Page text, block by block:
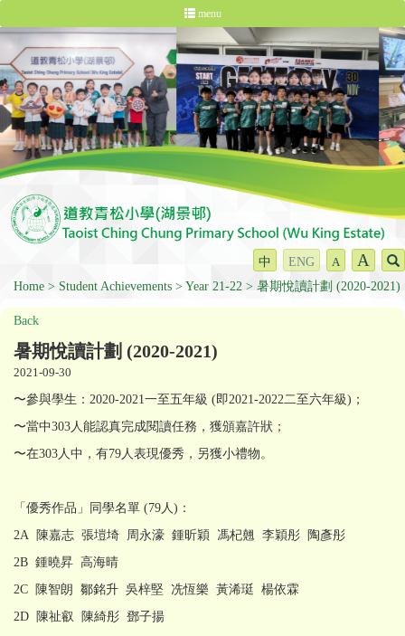
menu
中 ENG A A
Home Student Achievements Year 21-22 暑期悅讀計劃 (2020-2021)
Back
暑期悅讀計劃 (2020-2021)
2021-09-30
〜參與學生：2020-2021一至五年級 (即2021-2022二至六年級)；
〜當中303人能認真完成閱讀任務，獲頒嘉許狀；
〜在303人中，有79人表現優秀，另獲小禮物。
「優秀作品」同學名單 (79人)：
2A 陳嘉志 張塏埼 周永濠 鍾昕穎 馮杞翹 李穎彤 陶彥彤
2B 鍾曉昇 高海晴
2C 陳智朗 鄒銘升 吳梓堅 冼恆樂 黃浠珽 楊依霖
2D 陳祉叡 陳綺彤 鄧子揚